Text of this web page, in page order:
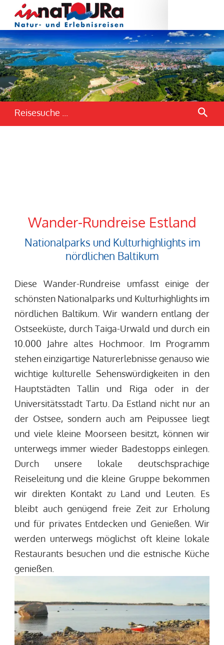
Reisesuche ...
Wander-Rundreise Estland
Nationalparks und Kulturhighlights im
nördlichen Baltikum
Diese Wander-Rundreise umfasst einige der
schönsten Nationalparks und Kulturhighlights im
nördlichen Baltikum. Wir wandern entlang der
Ostseeküste, durch Taiga-Urwald und durch ein
10.000 Jahre altes Hochmoor. Im Programm
stehen einzigartige Naturerlebnisse genauso wie
wichtige kulturelle Sehenswürdigkeiten in den
Hauptstädten Tallin und Riga oder in der
Universitätsstadt Tartu. Da Estland nicht nur an
der Ostsee, sondern auch am Peipussee liegt
und viele kleine Moorseen besitzt, können wir
unterwegs immer wieder Badestopps einlegen.
Durch unsere lokale deutschsprachige
Reiseleitung und die kleine Gruppe bekommen
wir direkten Kontakt zu Land und Leuten. Es
bleibt auch genügend freie Zeit zur Erholung
und für privates Entdecken und Genießen. Wir
werden unterwegs möglichst oft kleine lokale
Restaurants besuchen und die estnische Küche
genießen.